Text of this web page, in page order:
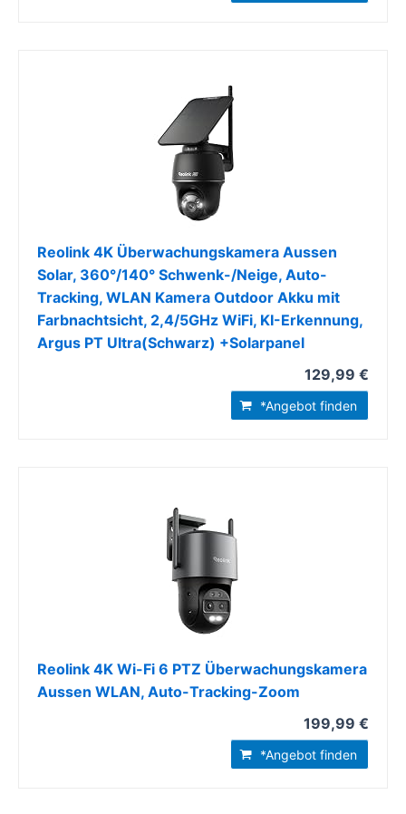
Reolink 4K Überwachungskamera Aussen
Solar, 360°/140° Schwenk-/Neige, Auto-
Tracking, WLAN Kamera Outdoor Akku mit
Farbnachtsicht, 2,4/5GHz WiFi, KI-Erkennung,
Argus PT Ultra(Schwarz) +Solarpanel
129,99 €
*Angebot finden
Reolink 4K Wi-Fi 6 PTZ Überwachungskamera
Aussen WLAN, Auto-Tracking-Zoom
199,99 €
*Angebot finden